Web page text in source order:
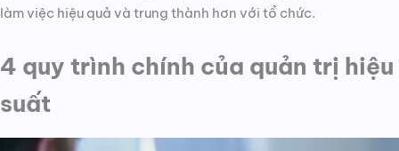
làm việc hiệu quả và trung thành hơn với tổ chức.
4 quy trình chính của quản trị hiệu
suất